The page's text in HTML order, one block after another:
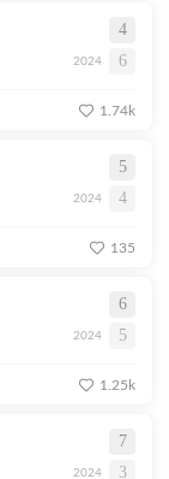
4
2024 6
1.74k
5
2024 4
135
6
2024 5
1.25k
7
2024 3